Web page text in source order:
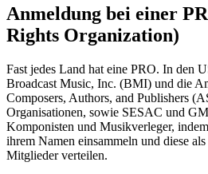
Anmeldung bei einer
Rights Organization)
Fast jedes Land hat eine PRO. In den
Broadcast Music, Inc. (BMI) und die
Composers, Authors, and Publishers
Organisationen, sowie SESAC und
Komponisten und Musikverleger,
ihrem Namen einsammeln und diese
Mitglieder verteilen.